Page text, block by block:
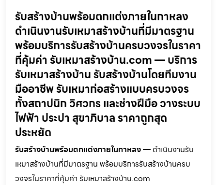
รับสร้างบ้านพร้อมตกแต่งภายในกาหลง
ดำเนินงานรับเหมาสร้างบ้านที่มีมาตรฐาน
พร้อมบริการรับสร้างบ้านครบวงจรในราคา
ที่คุ้มค่า รับเหมาสร้างบ้าน.com — บริการ
รับเหมาสร้างบ้าน รับสร้างบ้านโดยทีมงาน
มืออาชีพ รับเหมาก่อสร้างแบบครบวงจร
ทั้งสถาปนิก วิศวกร และช่างฝีมือ วางระบบ
ไฟฟ้า ประปา สุขาภิบาล ราคาถูกสุด
ประหยัด
รับสร้างบ้านพร้อมตกแต่งภายในกาหลง— ดำเนินงานรับ
เหมาสร้างบ้านที่มีมาตรฐาน พร้อมบริการรับสร้างบ้านครบ
วงจรในราคาที่คุ้มค่า รับเหมาสร้างบ้าน.com